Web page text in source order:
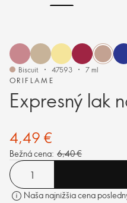
ORIFLAME
Expresný lak
Biscuit 47593 7 ml
4,49 €
Bežná cena: 6,40 €
Naša najnižšia cena